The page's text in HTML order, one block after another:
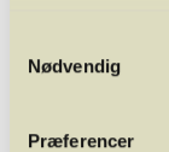
Nødvendig
Præferencer
OWNER & EDUCATOR